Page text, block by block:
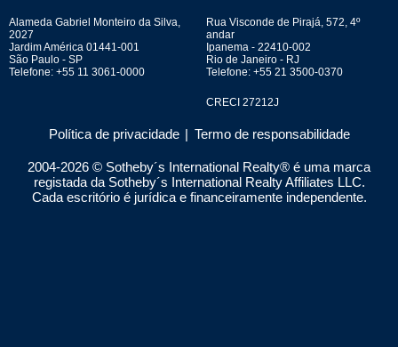
Alameda Gabriel Monteiro da Silva,
2027
Jardim América 01441-001
São Paulo - SP
Telefone: +55 11 3061-0000
Rua Visconde de Pirajá, 572, 4º
andar
Ipanema - 22410-002
Rio de Janeiro - RJ
Telefone: +55 21 3500-0370
CRECI 27212J
Política de privacidade | Termo de responsabilidade
2004-2026 © Sotheby´s International Realty® é uma marca
registada da Sotheby´s International Realty Affiliates LLC.
Cada escritório é jurídica e financeiramente independente.